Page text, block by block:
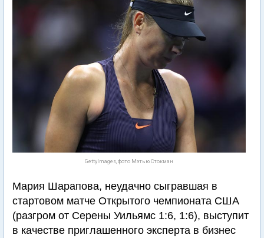
GettyImages, фото Мэтью Стокман
Мария Шарапова, неудачно сыгравшая в
стартовом матче Открытого чемпионата США
(разгром от Серены Уильямс 1:6, 1:6), выступит
в качестве приглашенного эксперта в бизнес